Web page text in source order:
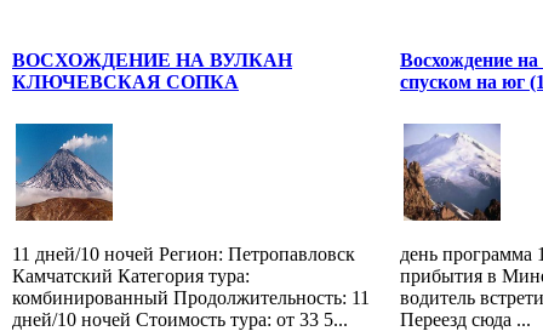
ВОСХОЖДЕНИЕ НА ВУЛКАН
КЛЮЧЕВСКАЯ СОПКА
11 дней/10 ночей Регион: Петропавловск
Камчатский Категория тура:
комбинированный Продолжительность: 11
дней/10 ночей Стоимость тура: от 33 5...
Восхождение на
спуском на юг
день программа
прибытия в
водитель
Переезд сюда ...